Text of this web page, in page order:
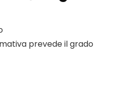
prevede il grado